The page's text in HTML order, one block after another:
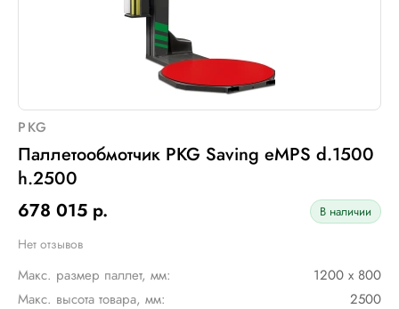
PKG
Паллетообмотчик PKG Saving eMPS d.1500
h.2500
678 015 р.
В наличии
Нет отзывов
Макс. размер паллет, мм:
1200 х 800
Макс. высота товара, мм:
2500